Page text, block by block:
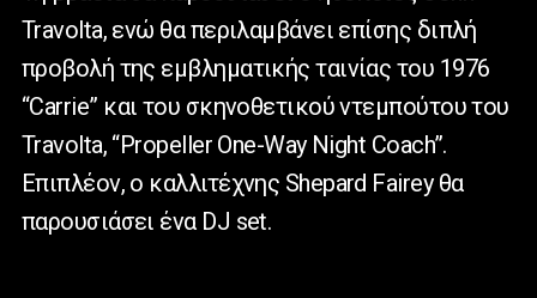
Travolta, ενώ θα περιλαμβάνει επίσης διπλή
προβολή της εμβληματικής ταινίας του 1976
“Carrie” και του σκηνοθετικού ντεμπούτου του
Travolta, “Propeller One-Way Night Coach”.
Επιπλέον, ο καλλιτέχνης Shepard Fairey θα
παρουσιάσει ένα DJ set.